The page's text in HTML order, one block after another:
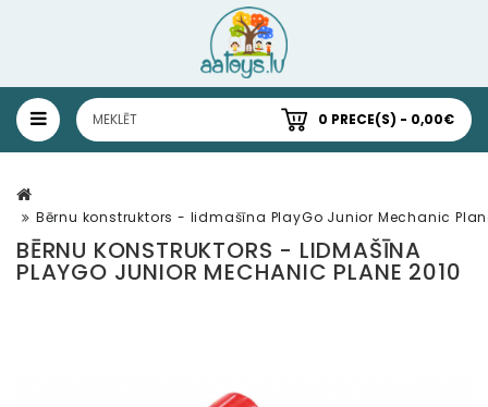
0 PRECE(S) - 0,00€
Bērnu konstruktors - lidmašīna PlayGo Junior Mechanic
BĒRNU KONSTRUKTORS - LIDMAŠĪNA
PLAYGO JUNIOR MECHANIC PLANE 2010